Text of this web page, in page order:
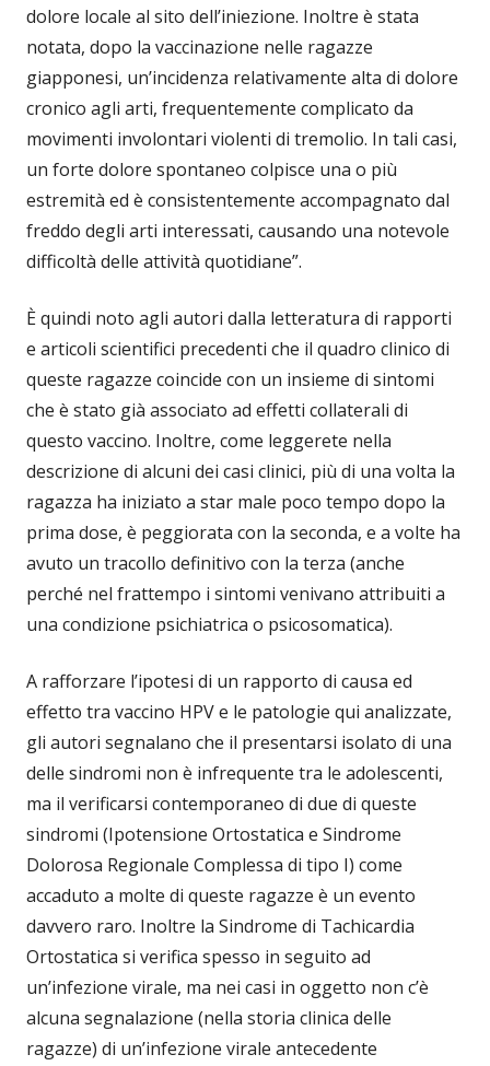
dolore locale al sito dell’iniezione. Inoltre è stata
notata, dopo la vaccinazione nelle ragazze
giapponesi, un’incidenza relativamente alta di dolore
cronico agli arti, frequentemente complicato da
movimenti involontari violenti di tremolio. In tali casi,
un forte dolore spontaneo colpisce una o più
estremità ed è consistentemente accompagnato dal
freddo degli arti interessati, causando una notevole
difficoltà delle attività quotidiane”.
È quindi noto agli autori dalla letteratura di rapporti
e articoli scientifici precedenti che il quadro clinico di
queste ragazze coincide con un insieme di sintomi
che è stato già associato ad effetti collaterali di
questo vaccino. Inoltre, come leggerete nella
descrizione di alcuni dei casi clinici, più di una volta la
ragazza ha iniziato a star male poco tempo dopo la
prima dose, è peggiorata con la seconda, e a volte ha
avuto un tracollo definitivo con la terza (anche
perché nel frattempo i sintomi venivano attribuiti a
una condizione psichiatrica o psicosomatica).
A rafforzare l’ipotesi di un rapporto di causa ed
effetto tra vaccino HPV e le patologie qui analizzate,
gli autori segnalano che il presentarsi isolato di una
delle sindromi non è infrequente tra le adolescenti,
ma il verificarsi contemporaneo di due di queste
sindromi (Ipotensione Ortostatica e Sindrome
Dolorosa Regionale Complessa di tipo I) come
accaduto a molte di queste ragazze è un evento
davvero raro. Inoltre la Sindrome di Tachicardia
Ortostatica si verifica spesso in seguito ad
un’infezione virale, ma nei casi in oggetto non c’è
alcuna segnalazione (nella storia clinica delle
ragazze) di un’infezione virale antecedente